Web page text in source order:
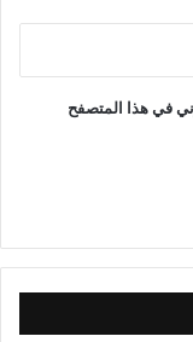
في هذا المتصفح